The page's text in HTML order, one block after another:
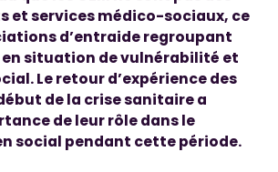
et services médico-sociaux, ce
d’entraide regroupant
en situation de vulnérabilité et
Le retour d’expérience des
de la crise sanitaire a
de leur rôle dans le
social pendant cette période.